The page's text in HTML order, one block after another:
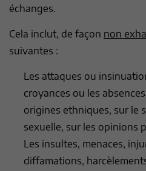
échanges.
Cela inclut, de façon non
suivantes :
Les attaques ou
croyances ou les
origines ethniques, sur le
sexuelle, sur les opinions
Les insultes, menaces,
diffamations,